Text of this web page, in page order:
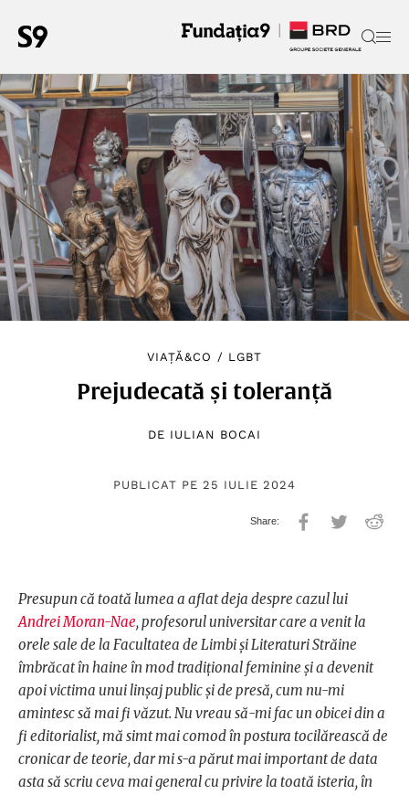
VIAȚĂ&CO / LGBT
Prejudecată și toleranță
DE IULIAN BOCAI
PUBLICAT PE 25 IULIE 2024
Presupun că toată lumea a aflat deja despre cazul lui
Andrei Moran-Nae, profesorul universitar care a venit la
orele sale de la Facultatea de Limbi şi Literaturi Străine
îmbrăcat în haine în mod tradițional feminine și a devenit
apoi victima unui linșaj public și de presă, cum nu-mi
amintesc să mai fi văzut. Nu vreau să-mi fac un obicei din a
fi editorialist, mă simt mai comod în postura tocilărească de
cronicar de teorie, dar mi s-a părut mai important de data
asta să scriu ceva mai general cu privire la toată isteria, în